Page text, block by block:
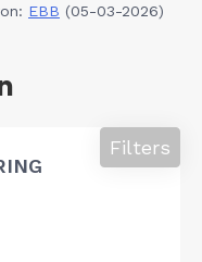
EBB (05-03-2026)
Filters